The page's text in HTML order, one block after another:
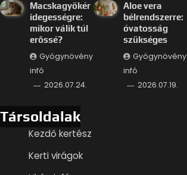
Macskagyökér
idegességre:
mikor válik túl
erőssé?
Gyógynövény
infó
2026.07.24.
Aloe vera
bélrendszerre:
óvatosság
szükséges
Gyógynövény
infó
2026.07.19.
Társoldalak
Kezdő kertész
Kerti virágok